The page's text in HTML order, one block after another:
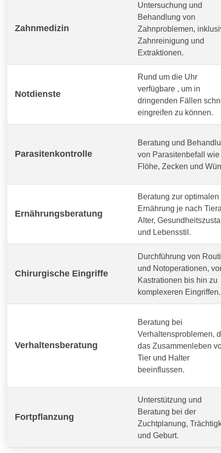
Zahnmedizin
Untersuchung und
Behandlung von
Zahnproblemen,
Zahnreinigung und
Extraktionen.
Notdienste
Rund um die Uhr
verfügbare , um in
dringenden Fällen
eingreifen zu können.
Parasitenkontrolle
Beratung und
von Parasitenbefall wie
Flöhe, Zecken und
Ernährungsberatung
Beratung zur optimalen
Ernährung je nach
Alter,
und Lebensstil.
Chirurgische Eingriffe
Durchführung von
und Notoperationen,
Kastrationen bis hin zu
komplexeren Eingriffen.
Verhaltensberatung
Beratung bei
Verhaltensproblemen,
das Zusammenleben
Tier und Halter
beeinflussen.
Fortpflanzung
Unterstützung und
Beratung bei der
Zuchtplanung,
und Geburt.